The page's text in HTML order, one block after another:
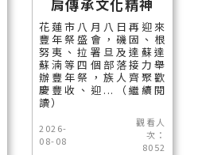
肩傳承文化精神
花蓮市八月八日再迎來
豐年祭盛會，磯固、根
努夷、拉署旦及達蘇達
蘇湳等四個部落接力舉
辦豐年祭，族人齊聚歡
慶豐收、迎...（繼續閱
讀）
2026-
08-08
觀看人
次：
8052